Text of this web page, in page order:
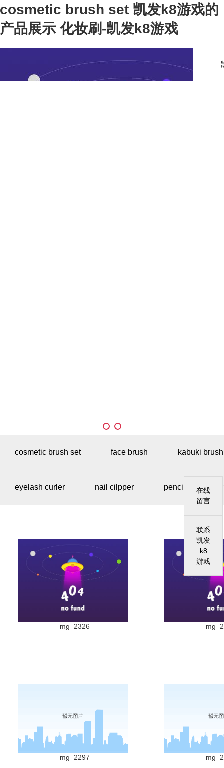
cosmetic brush set 凯发k8游戏的
产品展示 化妆刷-凯发k8游戏
在线
留言
联系
凯发
k8
游戏
cosmetic brush set face brush kabuki brush
eyelash curler nail cilpper pencil sharpener
_mg_2326
_mg_2297